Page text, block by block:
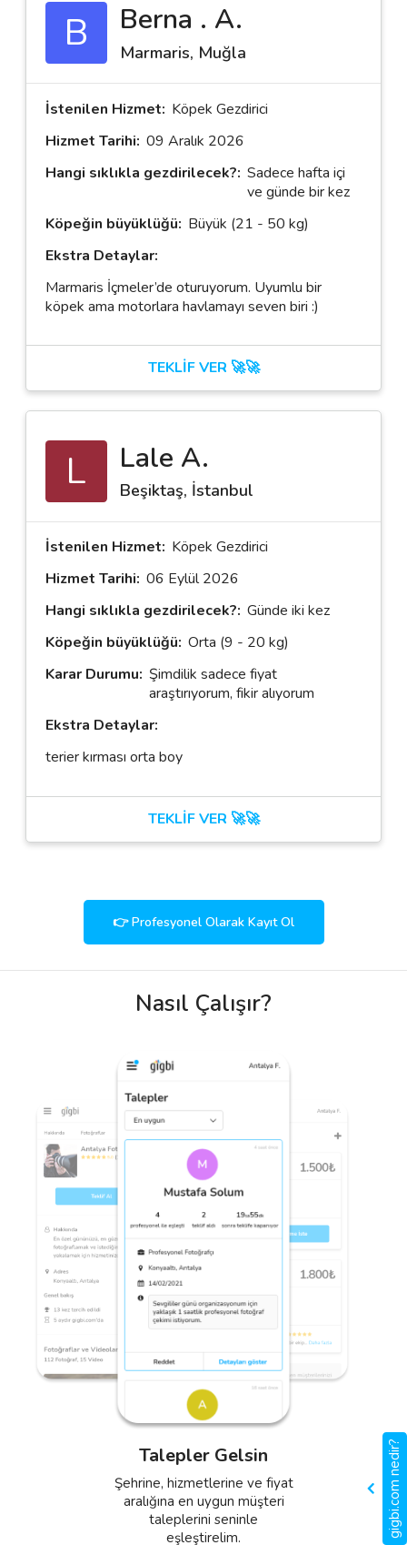
B Berna . A.
Marmaris, Muğla
İstenilen Hizmet: Köpek Gezdirici
Hizmet Tarihi: 09 Aralık 2026
Hangi sıklıkla gezdirilecek?: Sadece hafta içi
ve günde bir kez
Köpeğin büyüklüğü: Büyük (21 - 50 kg)
Ekstra Detaylar:
Marmaris İçmeler’de oturuyorum. Uyumlu bir
köpek ama motorlara havlamayı seven biri :)
TEKLİF VER 🚀🚀
L Lale A.
Beşiktaş, İstanbul
İstenilen Hizmet: Köpek Gezdirici
Hizmet Tarihi: 06 Eylül 2026
Hangi sıklıkla gezdirilecek?: Günde iki kez
Köpeğin büyüklüğü: Orta (9 - 20 kg)
Karar Durumu: Şimdilik sadece fiyat
araştırıyorum, fikir alıyorum
Ekstra Detaylar:
terier kırması orta boy
TEKLİF VER 🚀🚀
👉 Profesyonel Olarak Kayıt Ol
Nasıl Çalışır?
Fotoğrafların, videoların ve
aldığın referans yorumları
içeren etkili bir profil oluştur.Talepler Gelsin
Şehrine, hizmetlerine ve fiyat
aralığına en uygun müşteri
taleplerini seninle
eşleştirelim.
Teklifini ver, anlaşmayı yap ve
aldığın değerlendirmelerle
düzenli gelir elde et.
gigbi.com nedir?